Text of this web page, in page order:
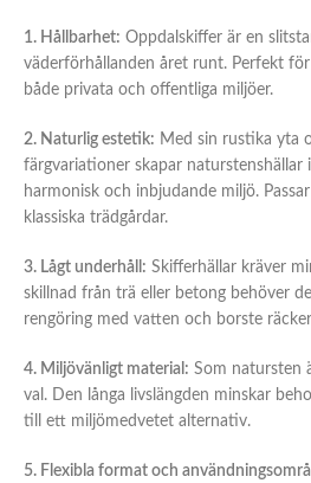
1. Hållbarhet: Oppdalskiffer är en
väderförhållanden året runt. Perfekt
både privata och offentliga miljöer.
2. Naturlig estetik: Med sin rustika yta
färgvariationer skapar naturstenshällar
harmonisk och inbjudande miljö.
klassiska trädgårdar.
3. Lågt underhåll: Skifferhällar kräver
skillnad från trä eller betong behöver
rengöring med vatten och borste
4. Miljövänligt material: Som natursten
val. Den långa livslängden minskar
till ett miljömedvetet alternativ.
5. Flexibla format och